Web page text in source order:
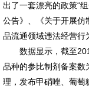
出了一套漂亮的政策“
公告》、《关于开展仿
品流通领域违法经营行
数据显示，截至
品种的参比制剂备案
理，发布甲硝唑、葡萄